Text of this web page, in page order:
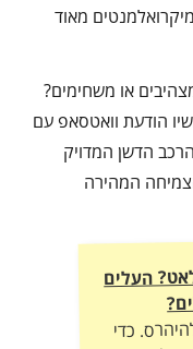
מאוד
או משחימים?
הודעת וואטסאפ עם
הדשן המדויק
המהירה
העלים
כדי
עשיר
לו את